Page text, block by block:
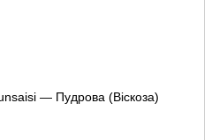
— Пудрова (Віскоза)